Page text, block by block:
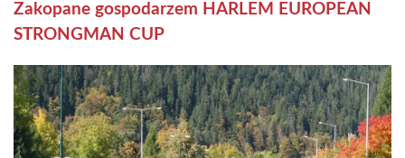
Zakopane gospodarzem HARLEM EUROPEAN
STRONGMAN CUP